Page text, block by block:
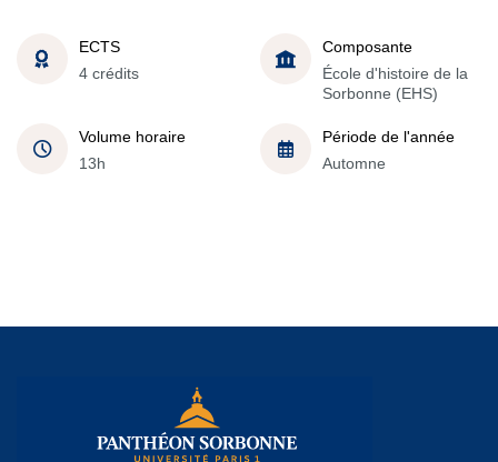
ECTS
4 crédits
Composante
École d'histoire de la
Sorbonne (EHS)
Volume horaire
13h
Période de l'année
Automne